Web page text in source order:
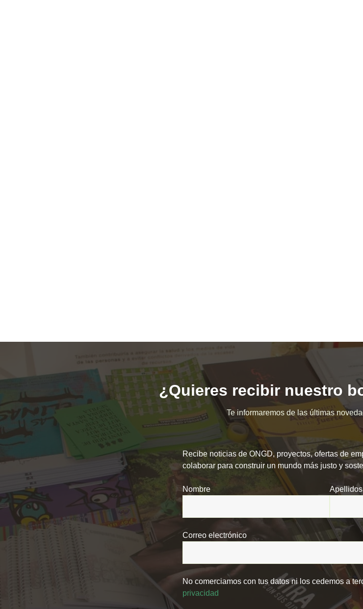
¿Quieres recibir nuestro
Te informaremos de las últimas
Recibe noticias de ONGD, proyectos, ofertas de
colaborar para construir un mundo más justo y
Nombre Apellidos
Correo electrónico
No comerciamos con tus datos ni los cedemos a
privacidad